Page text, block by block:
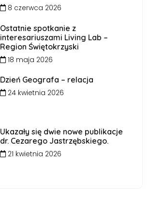
8 czerwca 2026
Ostatnie spotkanie z
interesariuszami Living Lab –
Region Świętokrzyski
18 maja 2026
Dzień Geografa – relacja
24 kwietnia 2026
Ukazały się dwie nowe publikacje
dr. Cezarego Jastrzębskiego.
21 kwietnia 2026